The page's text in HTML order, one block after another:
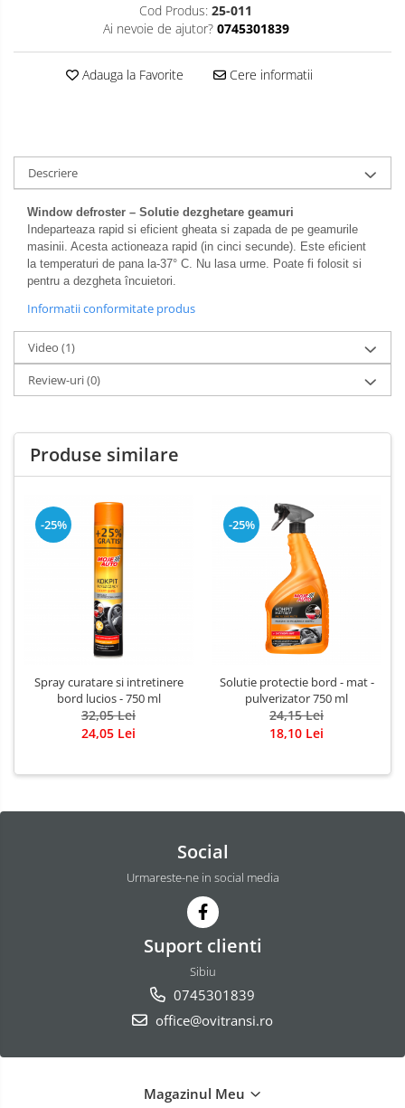
Cod Produs: 25-011
Ai nevoie de ajutor? 0745301839
Adauga la Favorite Cere informatii
Descriere
Window defroster – Solutie dezghetare geamuri
Indeparteaza rapid si eficient gheata si zapada de pe geamurile
masinii. Acesta actioneaza rapid (in cinci secunde). Este eficient
la temperaturi de pana la-37° C. Nu lasa urme. Poate fi folosit si
pentru a dezgheta încuietori.
Informatii conformitate produs
Video (1)
Review-uri(0)
Produse similare
-25%
Spray curatare si intretinere
bord lucios - 750 ml
32,05 Lei
24,05 Lei
-25%
Solutie protectie bord - mat -
pulverizator 750 ml
24,15 Lei
18,10 Lei
Social
Urmareste-ne in social media
Suport clienti
Sibiu
0745301839
office@ovitransi.ro
Magazinul Meu